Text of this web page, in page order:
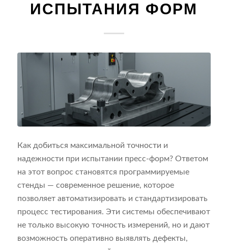
ИСПЫТАНИЯ ФОРМ
Как добиться максимальной точности и
надежности при испытании пресс-форм? Ответом
на этот вопрос становятся программируемые
стенды — современное решение, которое
позволяет автоматизировать и стандартизировать
процесс тестирования. Эти системы обеспечивают
не только высокую точность измерений, но и дают
возможность оперативно выявлять дефекты,